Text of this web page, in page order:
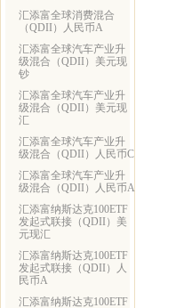
汇添富全球消费混合
（QDII）人民币A
汇添富全球汽车产业升
级混合（QDII）美元现
钞
汇添富全球汽车产业升
级混合（QDII）美元现
汇
汇添富全球汽车产业升
级混合（QDII）人民币C
汇添富全球汽车产业升
级混合（QDII）人民币A
汇添富纳斯达克100ETF
发起式联接（QDII）美
元现汇
汇添富纳斯达克100ETF
发起式联接（QDII）人
民币A
汇添富纳斯达克100ETF